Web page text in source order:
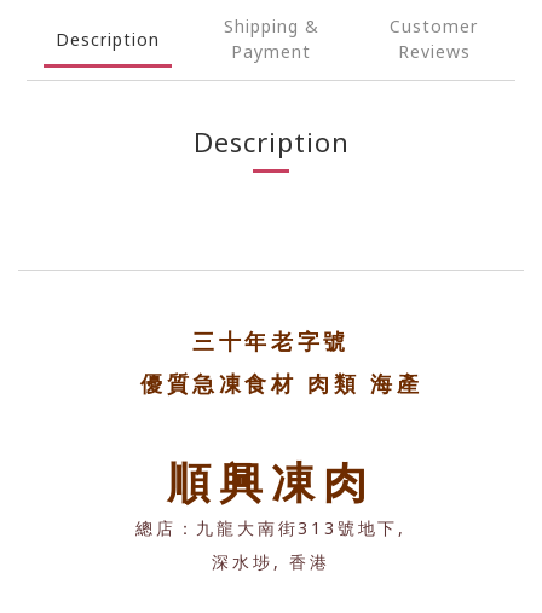
Description
Shipping &
Payment
Customer
Reviews
Description
三十年老字號
優質急凍食材 肉類 海產
順興凍肉
總店：九龍大南街313號地下,
深水埗, 香港